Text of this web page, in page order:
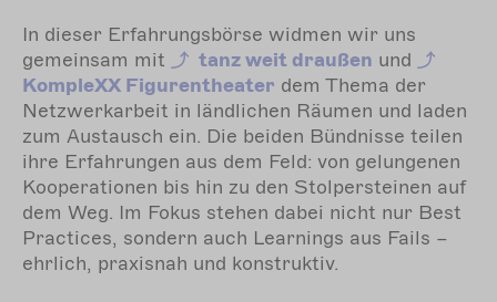
In dieser Erfahrungsbörse widmen wir uns
gemeinsam mit
tanz weit draußen und
KompleXX Figurentheater dem Thema der
Netzwerkarbeit in ländlichen Räumen und laden
zum Austausch ein. Die beiden Bündnisse teilen
ihre Erfahrungen aus dem Feld: von gelungenen
Kooperationen bis hin zu den Stolpersteinen auf
dem Weg. Im Fokus stehen dabei nicht nur Best
Practices, sondern auch Learnings aus Fails –
ehrlich, praxisnah und konstruktiv.